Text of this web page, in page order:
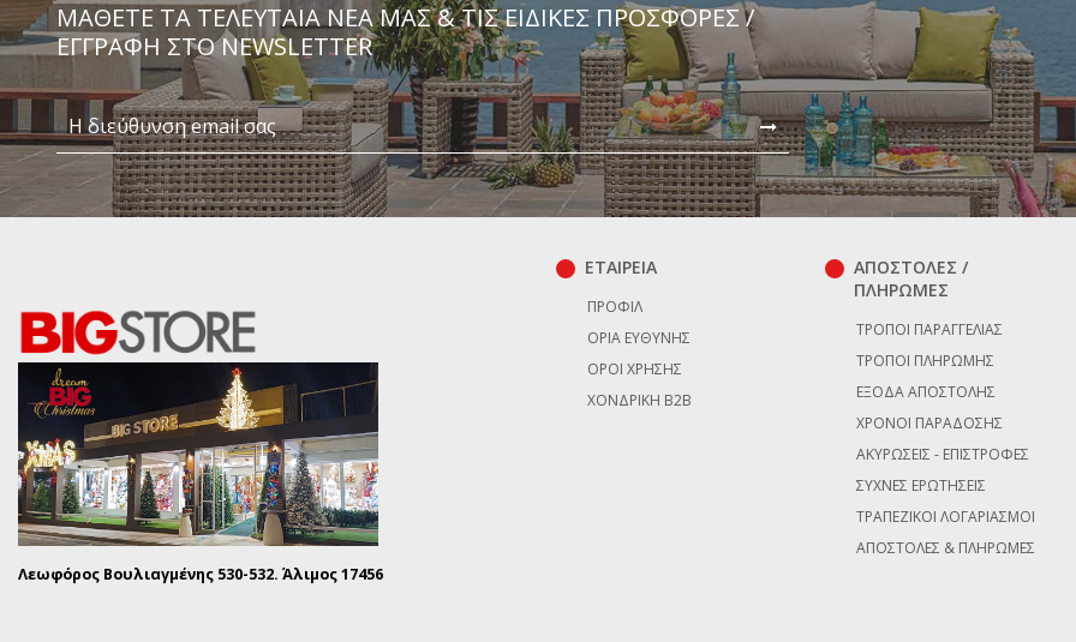
ΜΆΘΕΤΕ ΤΑ ΤΕΛΕΥΤΑΊΑ ΝΈΑ ΜΑΣ & ΤΙΣ ΕΙΔΙΚΈΣ ΠΡΟΣΦΟΡΈΣ /
ΕΓΓΡΑΦΗ ΣΤΟ NEWSLETTER
Λεωφόρος Βουλιαγμένης 530-532. Άλιμος 17456
ΕΤΑΙΡΕΙΑ
ΠΡΟΦΊΛ
ΌΡΙΑ ΕΥΘΎΝΗΣ
ΌΡΟΙ ΧΡΉΣΗΣ
ΧΟΝΔΡΙΚΉ B2B
ΑΠΟΣΤΟΛΕΣ /
ΠΛΗΡΩΜΕΣ
ΤΡΌΠΟΙ ΠΑΡΑΓΓΕΛΊΑΣ
ΤΡΌΠΟΙ ΠΛΗΡΩΜΉΣ
ΈΞΟΔΑ ΑΠΟΣΤΟΛΉΣ
ΧΡΌΝΟΙ ΠΑΡΆΔΟΣΗΣ
ΑΚΥΡΏΣΕΙΣ - ΕΠΙΣΤΡΟΦΈΣ
ΣΥΧΝΈΣ ΕΡΩΤΉΣΕΙΣ
ΤΡΑΠΕΖΙΚΟΊ ΛΟΓΑΡΙΑΣΜΟΊ
ΑΠΟΣΤΟΛΈΣ & ΠΛΗΡΩΜΈΣ